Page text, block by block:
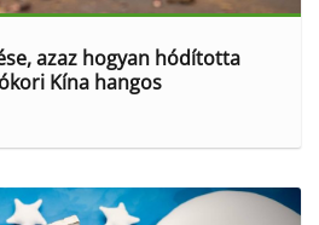
azaz hogyan hódította
Kína hangos